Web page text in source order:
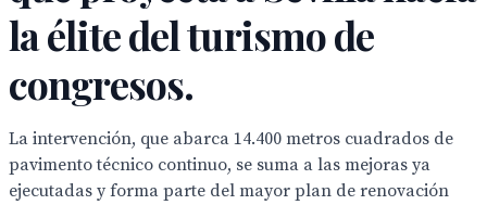
la élite del turismo de
congresos.
La intervención, que abarca 14.400 metros cuadrados de
pavimento técnico continuo, se suma a las mejoras ya
ejecutadas y forma parte del mayor plan de renovación